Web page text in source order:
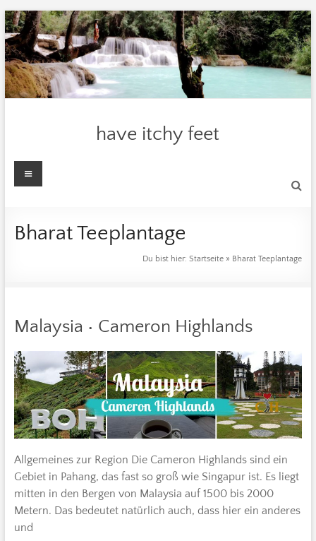
Zum
Inhalt
springen
have itchy feet
Menü
Bharat Teeplantage
Du bist hier:Startseite » Bharat Teeplantage
Malaysia • Cameron Highlands
Allgemeines zur Region Die Cameron Highlands sind ein
Gebiet in Pahang, das fast so groß wie Singapur ist. Es liegt
mitten in den Bergen von Malaysia auf 1500 bis 2000
Metern. Das bedeutet natürlich auch, dass hier ein anderes
und